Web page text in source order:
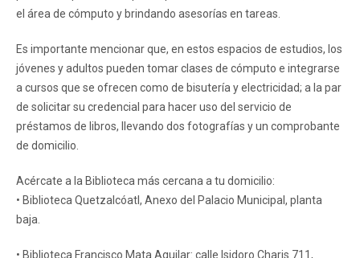
el área de cómputo y brindando asesorías en tareas.
Es importante mencionar que, en estos espacios de estudios, los
jóvenes y adultos pueden tomar clases de cómputo e integrarse
a cursos que se ofrecen como de bisutería y electricidad; a la par
de solicitar su credencial para hacer uso del servicio de
préstamos de libros, llevando dos fotografías y un comprobante
de domicilio.
Acércate a la Biblioteca más cercana a tu domicilio:
• Biblioteca Quetzalcóatl, Anexo del Palacio Municipal, planta
baja.
• Biblioteca Francisco Mata Aguilar: calle Isidoro Charis 711,